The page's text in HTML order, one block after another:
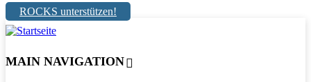
ROCKS unterstützen!
MAIN NAVIGATION